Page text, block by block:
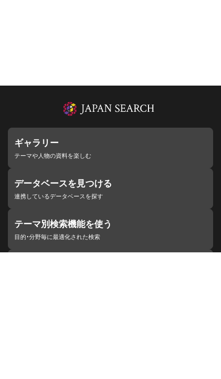
ギャラリー
テーマや人物の資料を楽しむ
データベースを見つける
連携しているデータベースを探す
テーマ別検索機能を使う
目的・分野毎に最適化された検索